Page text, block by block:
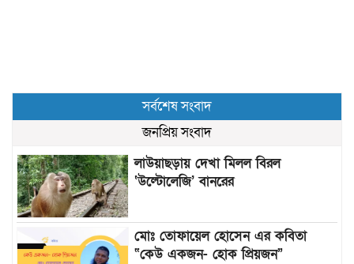
সর্বশেষ সংবাদ
জনপ্রিয় সংবাদ
লাউয়াছড়ায় দেখা মিলল বিরল
‘উল্টোলেজি’ বানরের
মোঃ তোফায়েল হোসেন এর কবিতা
“কেউ একজন- হোক প্রিয়জন”